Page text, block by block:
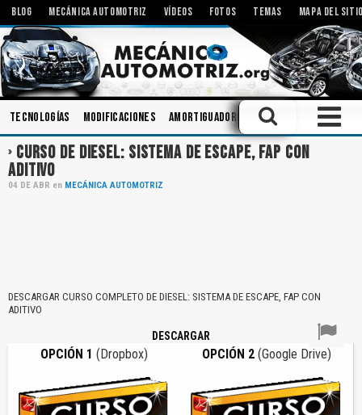
BLOG MECÁNICA AUTOMOTRIZ VÍDEOS FOTOS TEMAS MAPA DEL
Tecnologías Modificaciones Amortiguadores Talleres
CURSO DE DIESEL: SISTEMA DE ESCAPE, FAP CON
ADITIVO
04 DE ABR en MECÁNICA AUTOMOTRIZ
DESCARGAR CURSO COMPLETO DE DIESEL: SISTEMA DE ESCAPE, FAP CON
ADITIVO
DESCARGAR
OPCIÓN 1 (Dropbox) OPCIÓN 2 (Google Drive)